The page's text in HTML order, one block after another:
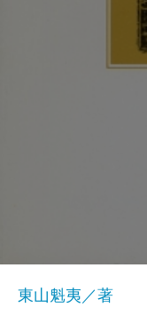
東山魁夷／著